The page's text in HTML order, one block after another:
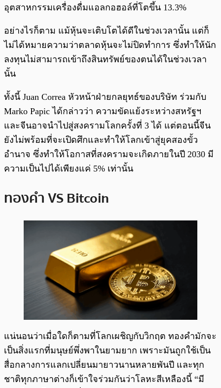
อุตสาหกรรมเครื่องดื่มแอลกอฮอล์ที่โตขึ้น 13.3%
อย่างไรก็ตาม แม้หุ้นจะเติบโตได้ดีในช่วงเวลานั้น แต่ก็
ไม่ได้หมายความว่าตลาดหุ้นจะไม่ปิดทำการ ซึ่งทำให้นัก
ลงทุนไม่สามารถเข้าถึงสินทรัพย์ของตนได้ในช่วงเวลา
นั้น
ทั้งนี้ Juan Correa หัวหน้าฝ่ายกลยุทธ์ของบริษัท ร่วมกับ
Marko Papic ได้กล่าวว่า ความขัดแย้งระหว่างสหรัฐฯ
และจีนอาจนำไปสู่สงครามโลกครั้งที่ 3 ได้ แต่ตอนนี้จีน
ยังไม่พร้อมที่จะเปิดศึกและทำให้โลกเข้าสู่ยุคสองขั้ว
อำนาจ ซึ่งทำให้โอกาสที่สงครามจะเกิดภายในปี 2030 มี
ความเป็นไปได้เพียงแค่ 5% เท่านั้น
ทองคำ VS Bitcoin
แน่นอนว่าเมื่อใดก็ตามที่โลกเผชิญกับวิกฤต ทองคำมักจะ
เป็นสิ่งแรกที่มนุษย์พึ่งพาในยามยาก เพราะมันถูกใช้เป็น
สื่อกลางการแลกเปลี่ยนมายาวนานหลายพันปี และทุก
ชาติทุกภาษาต่างก็เข้าใจร่วมกันว่าโลหะสีเหลืองนี้ “มี